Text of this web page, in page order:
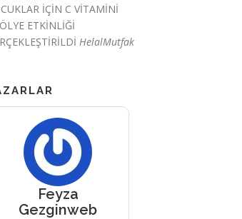
İÇİN C VİTAMİNİ
ETKİNLİĞİ
HelalMutfak
Feyza
Gezginweb